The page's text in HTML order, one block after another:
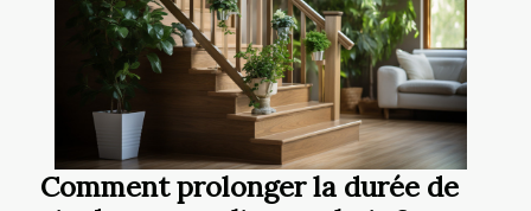
Comment prolonger la durée de